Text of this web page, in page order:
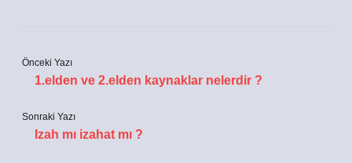
Önceki Yazı
1.elden ve 2.elden kaynaklar nelerdir ?
Sonraki Yazı
Izah mı izahat mı ?